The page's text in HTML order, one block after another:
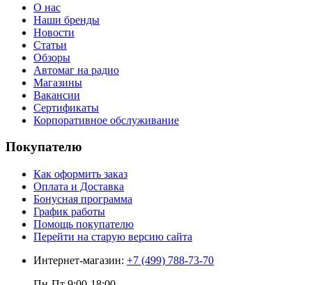
О нас
Наши бренды
Новости
Статьи
Обзоры
Автомаг на радио
Магазины
Вакансии
Сертификаты
Корпоративное обслуживание
Покупателю
Как оформить заказ
Оплата и Доставка
Бонусная программа
График работы
Помощь покупателю
Перейти на старую версию сайта
Интернет-магазин: +7 (499) 788-73-70